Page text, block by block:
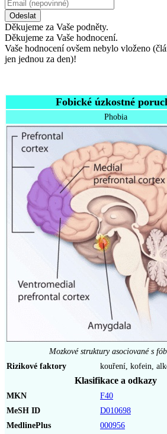
Odeslat
Děkujeme za Vaše podněty.
Děkujeme za Vaše hodnocení.
Vaše hodnocení ovšem nebylo vloženo
jen jednou za den)!
Fobické úzkostné
Phobia
Mozkové struktury asociované s
Rizikové faktory
kouření, kofein,
Klasifikace a odkazy
MKN
F40
MeSH ID
D010698
MedlinePlus
000956